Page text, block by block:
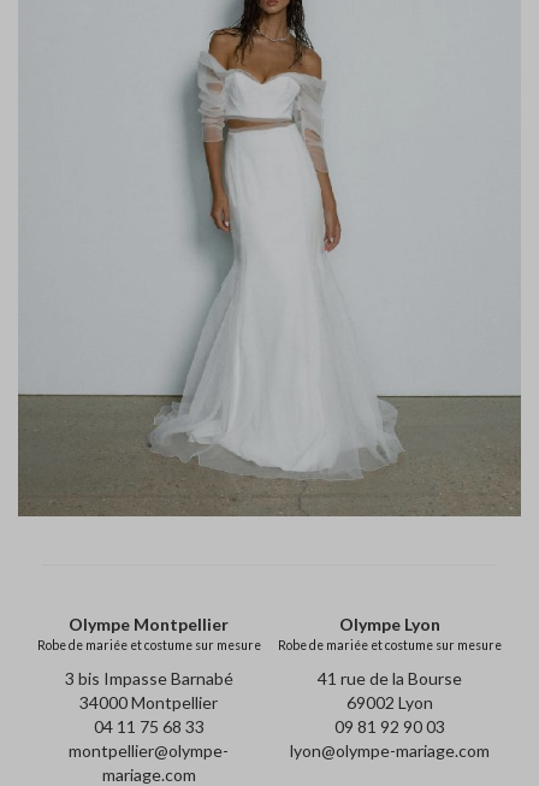
Olympe Montpellier
Robe de mariée et costume sur mesure
3 bis Impasse Barnabé
34000 Montpellier
04 11 75 68 33
montpellier@olympe-
mariage.com
Olympe Lyon
Robe de mariée et costume sur mesure
41 rue de la Bourse
69002 Lyon
09 81 92 90 03
lyon@olympe-mariage.com